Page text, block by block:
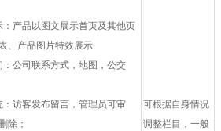
：产品以图文展示首页及其他页
、产品图片特效展示
：公司联系方式，地图，公交
：访客发布留言，管理员可审
除；
可根据自身情况
调整栏目，一般